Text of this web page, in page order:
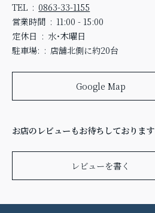
TEL
0863-33-1155
営業時間
11:00 - 15:00
定休日
水・木曜日
駐車場:
店舗北側に約20台
Google Map
お店のレビューもお待ちしております
レビューを書く